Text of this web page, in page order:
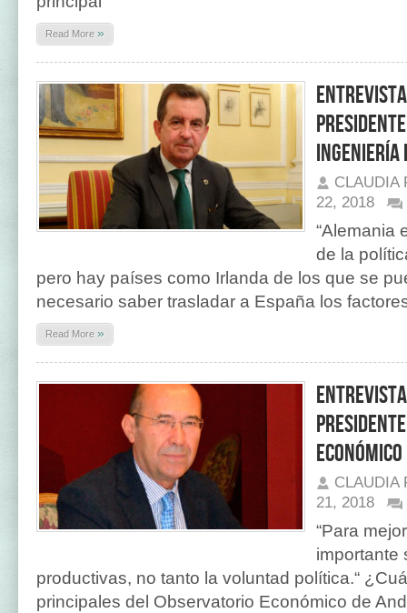
Read More »
Ingeniería
CLAUDIA
22, 2018
“Alemania
de la
pero hay países como Irlanda de los que se
necesario saber trasladar a España los
Read More »
CLAUDIA
21, 2018
“Para
importante
productivas, no tanto la voluntad política.“
principales del Observatorio Económico de